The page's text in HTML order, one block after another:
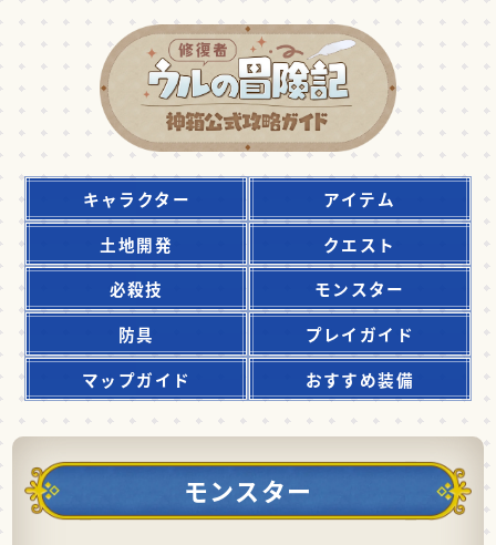
キャラクター
アイテム
土地開発
クエスト
必殺技
モンスター
防具
プレイガイド
マップガイド
おすすめ装備
モンスター